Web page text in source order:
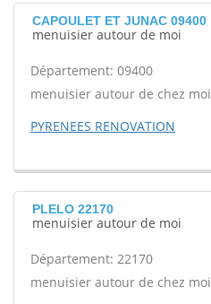
CAPOULET ET JUNAC 09400
menuisier autour de moi
Département: 09400
menuisier autour de chez moi
PYRENEES RENOVATION
PLELO 22170
menuisier autour de moi
Département: 22170
menuisier autour de chez moi